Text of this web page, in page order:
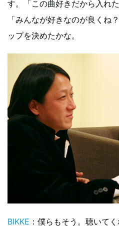
す。「この曲好きだから入れ
「みんなが好きなのが良くね
ップを決めたかな。
BIKKE ：僕らもそう。聴いて